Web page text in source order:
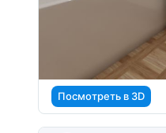
Посмотреть в 3D